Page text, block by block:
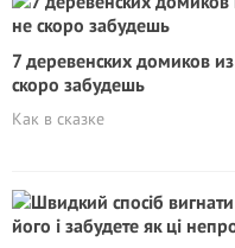
7 деревенских домиков
скоро забудешь
Как в сказке